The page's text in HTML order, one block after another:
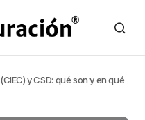
y CSD: qué son y en qué